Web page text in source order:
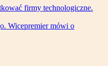
firmy technologiczne.
Wicepremier mówi o